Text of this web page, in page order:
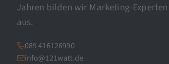
Jahren bilden wir Marketing-Experten
aus.
089 416126990
info@121watt.de